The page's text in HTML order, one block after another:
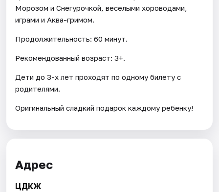
Морозом и Снегурочкой, веселыми хороводами,
играми и Аква-гримом.
Продолжительность: 60 минут.
Рекомендованный возраст: 3+.
Дети до 3-х лет проходят по одному билету с
родителями.
Оригинальный сладкий подарок каждому ребенку!
Адрес
ЦДКЖ